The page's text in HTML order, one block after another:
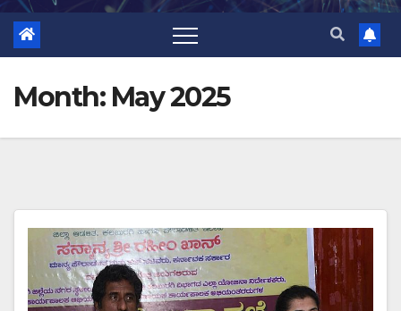
Month: May 2025